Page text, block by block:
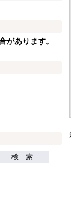
があります。
検 索